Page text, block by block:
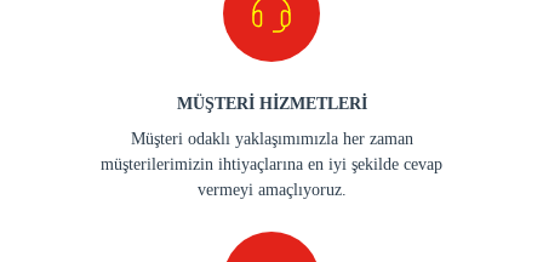
MÜŞTERİ HİZMETLERİ
Müşteri odaklı yaklaşımımızla her zaman
müşterilerimizin ihtiyaçlarına en iyi şekilde cevap
vermeyi amaçlıyoruz.